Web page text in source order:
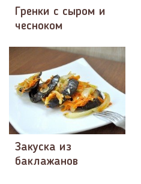
Гренки с сыром и
чесноком
Закуска из
баклажанов